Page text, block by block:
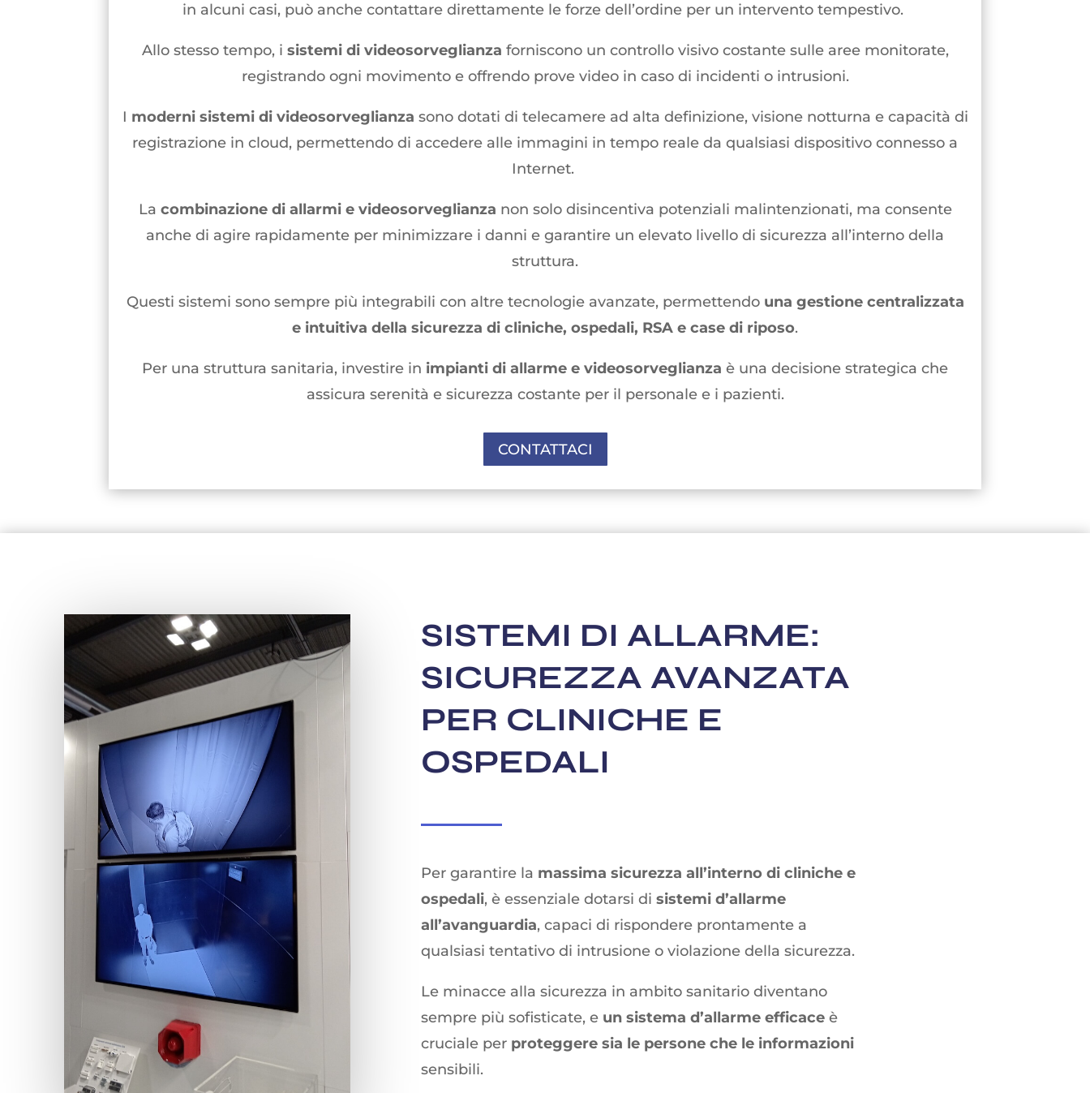
in alcuni casi, può anche contattare direttamente le forze dell’ordine per un intervento tempestivo.
Allo stesso tempo, i sistemi di videosorveglianza forniscono un controllo visivo costante sulle aree monitorate,
registrando ogni movimento e offrendo prove video in caso di incidenti o intrusioni.
I moderni sistemi di videosorveglianza sono dotati di telecamere ad alta definizione, visione notturna e capacità di
registrazione in cloud, permettendo di accedere alle immagini in tempo reale da qualsiasi dispositivo connesso a
Internet.
La combinazione di allarmi e videosorveglianza non solo disincentiva potenziali malintenzionati, ma consente
anche di agire rapidamente per minimizzare i danni e garantire un elevato livello di sicurezza all’interno della
struttura.
Questi sistemi sono sempre più integrabili con altre tecnologie avanzate, permettendo una gestione centralizzata
e intuitiva della sicurezza di cliniche, ospedali, RSA e case di riposo.
Per una struttura sanitaria, investire in impianti di allarme e videosorveglianza è una decisione strategica che
assicura serenità e sicurezza costante per il personale e i pazienti.
CONTATTACI
SISTEMI DI ALLARME:
SICUREZZA AVANZATA
PER CLINICHE E
OSPEDALI
Per garantire la massima sicurezza all’interno di cliniche e
ospedali, è essenziale dotarsi di sistemi d’allarme
all’avanguardia, capaci di rispondere prontamente a
qualsiasi tentativo di intrusione o violazione della sicurezza.
Le minacce alla sicurezza in ambito sanitario diventano
sempre più sofisticate, e un sistema d’allarme efficaceè
cruciale per proteggere sia le persone che le informazioni
sensibili.